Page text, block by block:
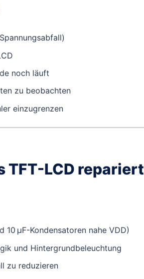
noch läuft
zu beobachten
einzugrenzen
TFT-LCD repariert
10 µF-Kondensatoren nahe VDD)
und Hintergrundbeleuchtung
zu reduzieren